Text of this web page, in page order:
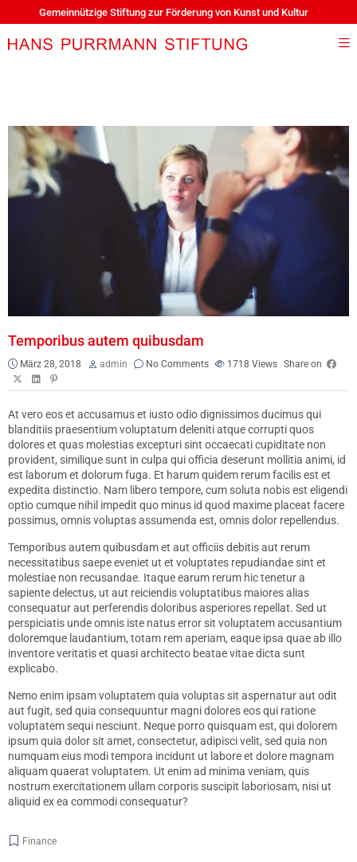
Gemeinnützige Stiftung zur Förderung von Kunst und Kultur
Temporibus autem quibusdam
März 28, 2018 admin No Comments 1718 Views Share on
At vero eos et accusamus et iusto odio dignissimos ducimus qui
blanditiis praesentium voluptatum deleniti atque corrupti quos
dolores et quas molestias excepturi sint occaecati cupiditate non
provident, similique sunt in culpa qui officia deserunt mollitia animi, id
est laborum et dolorum fuga. Et harum quidem rerum facilis est et
expedita distinctio. Nam libero tempore, cum soluta nobis est eligendi
optio cumque nihil impedit quo minus id quod maxime placeat facere
possimus, omnis voluptas assumenda est, omnis dolor repellendus.
Temporibus autem quibusdam et aut officiis debitis aut rerum
necessitatibus saepe eveniet ut et voluptates repudiandae sint et
molestiae non recusandae. Itaque earum rerum hic tenetur a
sapiente delectus, ut aut reiciendis voluptatibus maiores alias
consequatur aut perferendis doloribus asperiores repellat. Sed ut
perspiciatis unde omnis iste natus error sit voluptatem accusantium
doloremque laudantium, totam rem aperiam, eaque ipsa quae ab illo
inventore veritatis et quasi architecto beatae vitae dicta sunt
explicabo.
Nemo enim ipsam voluptatem quia voluptas sit aspernatur aut odit
aut fugit, sed quia consequuntur magni dolores eos qui ratione
voluptatem sequi nesciunt. Neque porro quisquam est, qui dolorem
ipsum quia dolor sit amet, consectetur, adipisci velit, sed quia non
numquam eius modi tempora incidunt ut labore et dolore magnam
aliquam quaerat voluptatem. Ut enim ad minima veniam, quis
nostrum exercitationem ullam corporis suscipit laboriosam, nisi ut
aliquid ex ea commodi consequatur?
Finance